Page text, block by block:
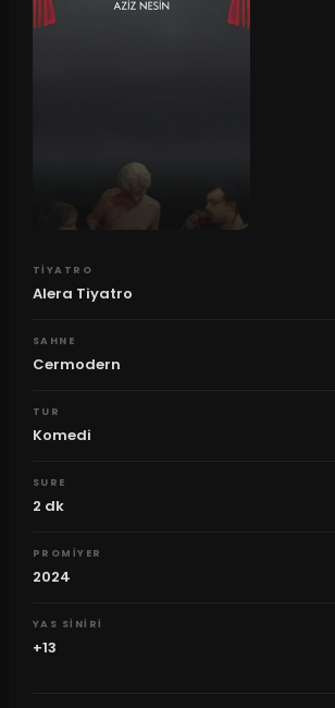
TIYATRO
Alera Tiyatro
SAHNE
Cermodern
TUR
Komedi
SURE
2 dk
PROMIYER
2024
YAS SINIRI
+13